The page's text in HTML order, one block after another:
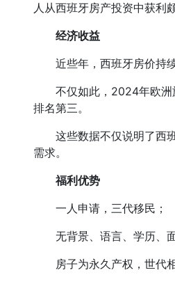
人从西班牙房产投资中获利
经济收益
近些年，西班牙房价持续
不仅如此，2024年欧洲旅
排名第三。
这些数据不仅说明了西班
需求。
福利优势
一人申请，三代移民；
无背景、语言、学历、面
房子为永久产权，世代相